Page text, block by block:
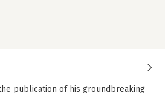
publication of his groundbreaking